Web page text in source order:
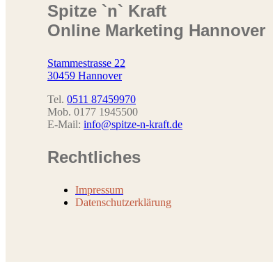
Spitze `n` Kraft
Online Marketing Hannover
Stammestrasse 22
30459 Hannover
Tel. 0511 87459970
Mob. 0177 1945500
E-Mail: info@spitze-n-kraft.de
Rechtliches
Impressum
Datenschutzerklärung